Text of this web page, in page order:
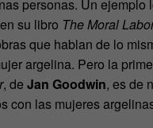
personas. Un
en su libro The Moral
que hablan de lo
argelina. Pero la
, de Jan Goodwin, es de
con las mujeres